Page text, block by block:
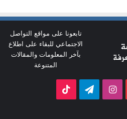
تابعونا على مواقع التواصل
الاجتماعي للبقاء على اطلاع
بآخر المعلومات والمقالات
المتنوعة
بينتيريستانستقرامتيلقرام